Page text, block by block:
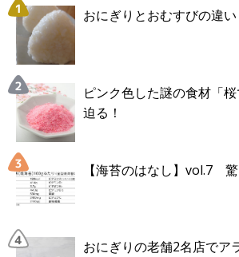
おにぎりとおむすびの違い
ピンク色した謎の食材「
迫る！
【海苔のはなし】vol.7
おにぎりの老舗2名店でア